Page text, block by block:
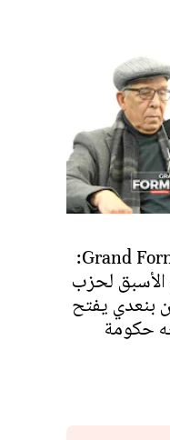
Grand Format-Le360:
الأسبق لحزب
بنعدي يفتح
حكومة